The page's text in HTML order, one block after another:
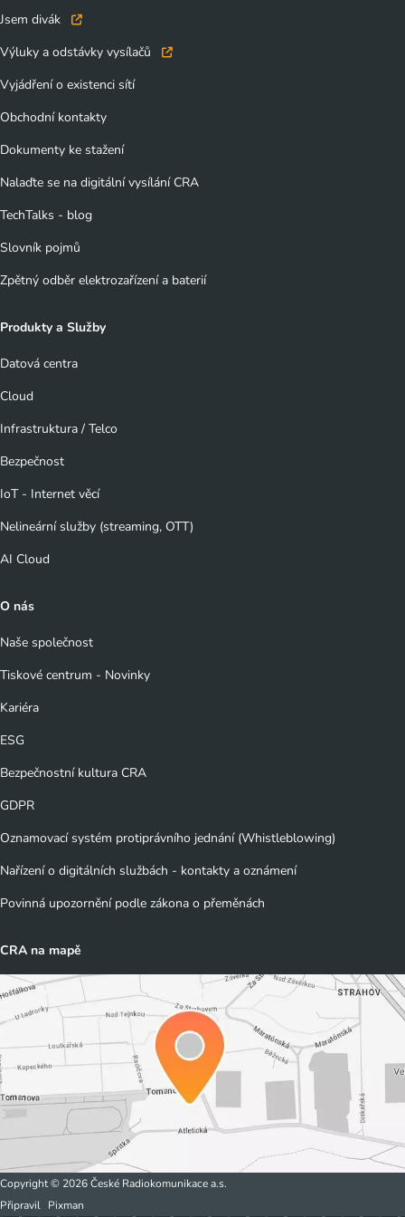
Jsem divák
Výluky a odstávky vysílačů
Vyjádření o existenci sítí
Obchodní kontakty
Dokumenty ke stažení
Nalaďte se na digitální vysílání CRA
TechTalks - blog
Slovník pojmů
Zpětný odběr elektrozařízení a baterií
Produkty a Služby
Datová centra
Cloud
Infrastruktura / Telco
Bezpečnost
IoT - Internet věcí
Nelineární služby (streaming, OTT)
AI Cloud
O nás
Naše společnost
Tiskové centrum - Novinky
Kariéra
ESG
Bezpečnostní kultura CRA
GDPR
Oznamovací systém protiprávního jednání (Whistleblowing)
Nařízení o digitálních službách - kontakty a oznámení
Povinná upozornění podle zákona o přeměnách
CRA na mapě
Copyright © 2026 České Radiokomunikace a.s.
Připravil Pixman